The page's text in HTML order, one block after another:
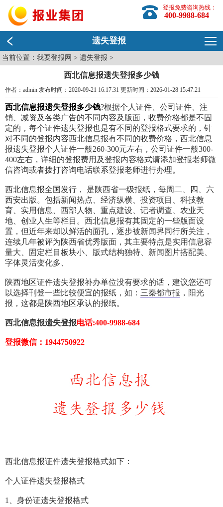
登报免费咨询热线：
400-9988-684
遗失登报
当前位置：我要登报网 >遗失登报 >
西北信息报遗失登报多少钱
作者：admin 发布时间：2020-09-21 16:17:31 更新时间：2026-01-28 15:47:21
西北信息报遗失登报多少钱?根据个人证件、公司证件、注
销、减资及各类广告的不同内容及版面，收费价格都是不固
定的，每个证件遗失登报也是有不同的登报格式要求的，针
对不同的登报内容西北信息报有不同的收费价格，西北信息
报遗失登报个人证件一般260-300元左右，公司证件一般300-
400左右，详细的登报费用及登报内容格式请添加登报老师微
信咨询或者拨打咨询电话联系登报老师进行办理。
西北信息报全国发行， 是陕西省一级报纸，每周二、四、六
西安出版。包括新闻热点、经济纵横、投资项目、科技教
育、实用信息、西部人物、重点建设、记者调查、农业天
地、创业人生等栏目。西北信息报有其固定的一些版面设
置，但近年来却以鲜活的面孔，逐步被新闻界同行所关注，
连续几年被评为陕西省优秀版面，其主要特点是实用信息容
量大、固定栏目板块小、版式结构独特、新闻图片搭配美、
字体灵活变化多、
陕西地区证件遗失登报补办单位没有要求的话，建议您还可
以选择刊登一些比较便宜的报纸，如： 三秦都市报 ，阳光
报，这都是陕西地区承认的报纸。
西北信息报遗失登报电话:400-9988-684
登报微信：1944750922
西北信息报证件遗失登报格式如下：
个人证件遗失登报格式
1、身份证遗失登报格式